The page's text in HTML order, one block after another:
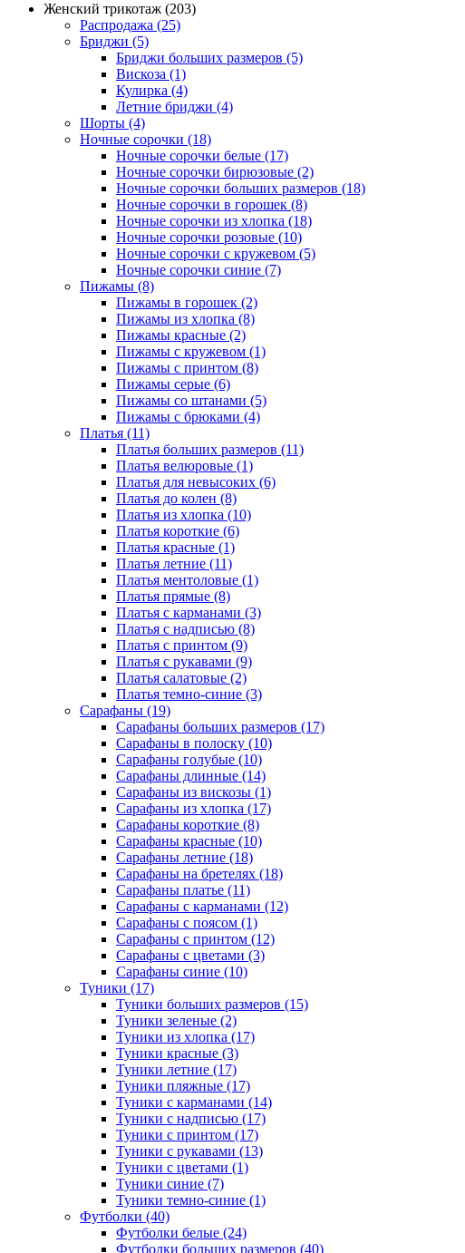
Женский трикотаж (203)
Распродажа (25)
Бриджи (5)
Бриджи больших размеров (5)
Вискоза (1)
Кулирка (4)
Летние бриджи (4)
Шорты (4)
Ночные сорочки (18)
Ночные сорочки белые (17)
Ночные сорочки бирюзовые (2)
Ночные сорочки больших размеров (18)
Ночные сорочки в горошек (8)
Ночные сорочки из хлопка (18)
Ночные сорочки розовые (10)
Ночные сорочки с кружевом (5)
Ночные сорочки синие (7)
Пижамы (8)
Пижамы в горошек (2)
Пижамы из хлопка (8)
Пижамы красные (2)
Пижамы с кружевом (1)
Пижамы с принтом (8)
Пижамы серые (6)
Пижамы со штанами (5)
Пижамы с брюками (4)
Платья (11)
Платья больших размеров (11)
Платья велюровые (1)
Платья для невысоких (6)
Платья до колен (8)
Платья из хлопка (10)
Платья короткие (6)
Платья красные (1)
Платья летние (11)
Платья ментоловые (1)
Платья прямые (8)
Платья с карманами (3)
Платья с надписью (8)
Платья с принтом (9)
Платья с рукавами (9)
Платья салатовые (2)
Платья темно-синие (3)
Сарафаны (19)
Сарафаны больших размеров (17)
Сарафаны в полоску (10)
Сарафаны голубые (10)
Сарафаны длинные (14)
Сарафаны из вискозы (1)
Сарафаны из хлопка (17)
Сарафаны короткие (8)
Сарафаны красные (10)
Сарафаны летние (18)
Сарафаны на бретелях (18)
Сарафаны платье (11)
Сарафаны с карманами (12)
Сарафаны с поясом (1)
Сарафаны с принтом (12)
Сарафаны с цветами (3)
Сарафаны синие (10)
Туники (17)
Туники больших размеров (15)
Туники зеленые (2)
Туники из хлопка (17)
Туники красные (3)
Туники летние (17)
Туники пляжные (17)
Туники с карманами (14)
Туники с надписью (17)
Туники с принтом (17)
Туники с рукавами (13)
Туники с цветами (1)
Туники синие (7)
Туники темно-синие (1)
Футболки (40)
Футболки белые (24)
Футболки больших размеров (40)